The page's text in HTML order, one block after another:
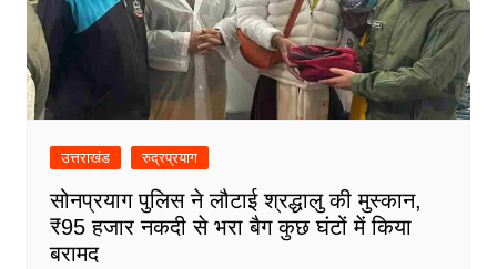
उत्तराखंड रुद्रप्रयाग
सोनप्रयाग पुलिस ने लौटाई श्रद्धालु की मुस्कान,
₹95 हजार नकदी से भरा बैग कुछ घंटों में किया
बरामद